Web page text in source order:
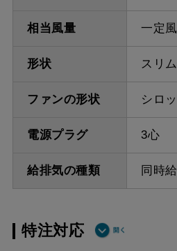
相当風量 一定
形状 スリ
ファンの形状 シロ
電源プラグ 3心
給排気の種類 同時
特注対応